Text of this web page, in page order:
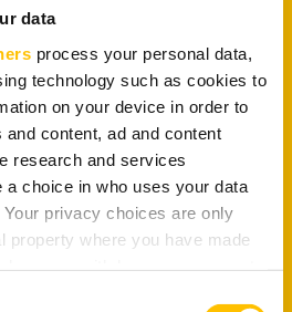
data
process your personal data,
technology such as cookies to
on your device in order to
content, ad and content
research and services
a choice in who uses your data
privacy choices are only
property where you have made
Estos consisten en
a las víctimas, que al
instalar malware en el
suelen hacerse pasar
(familiares o amigos), e
control de sus cuentas para
en los
de WhatsApp